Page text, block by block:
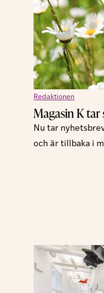
Redaktionen
Magasin K
Nu tar
och är tillbaka i